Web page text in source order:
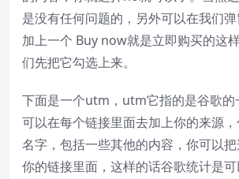
是没有任何问题的，另外可以在我们
加上一个 Buy now就是立即购买的这
们先把它勾选上来。
下面是一个utm，utm它指的是谷歌的
可以在每个链接里面去加上你的来源
名字，包括一些其他的内容，你可以
你的链接里面，这样的话谷歌统计是